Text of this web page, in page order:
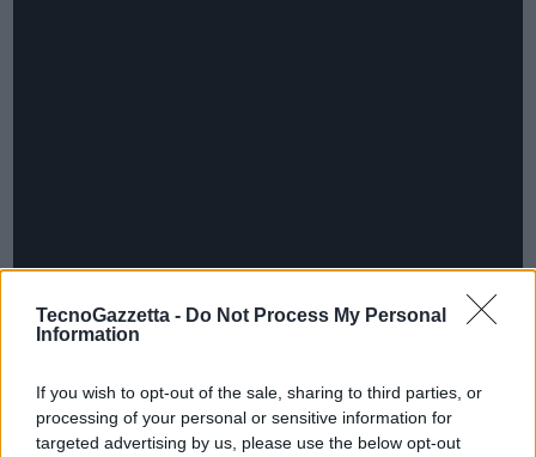
TecnoGazzetta - Do Not Process My Personal
Information
If you wish to opt-out of the sale, sharing to third parties, or
processing of your personal or sensitive information for
targeted advertising by us, please use the below opt-out